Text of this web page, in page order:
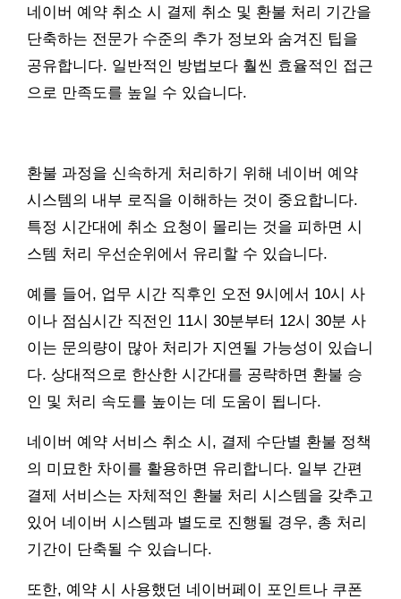
네이버 예약 취소 시 결제 취소 및 환불 처리 기간을
단축하는 전문가 수준의 추가 정보와 숨겨진 팁을
공유합니다. 일반적인 방법보다 훨씬 효율적인 접근
으로 만족도를 높일 수 있습니다.
환불 과정을 신속하게 처리하기 위해 네이버 예약
시스템의 내부 로직을 이해하는 것이 중요합니다.
특정 시간대에 취소 요청이 몰리는 것을 피하면 시
스템 처리 우선순위에서 유리할 수 있습니다.
예를 들어, 업무 시간 직후인 오전 9시에서 10시 사
이나 점심시간 직전인 11시 30분부터 12시 30분 사
이는 문의량이 많아 처리가 지연될 가능성이 있습니
다. 상대적으로 한산한 시간대를 공략하면 환불 승
인 및 처리 속도를 높이는 데 도움이 됩니다.
네이버 예약 서비스 취소 시, 결제 수단별 환불 정책
의 미묘한 차이를 활용하면 유리합니다. 일부 간편
결제 서비스는 자체적인 환불 처리 시스템을 갖추고
있어 네이버 시스템과 별도로 진행될 경우, 총 처리
기간이 단축될 수 있습니다.
또한, 예약 시 사용했던 네이버페이 포인트나 쿠폰